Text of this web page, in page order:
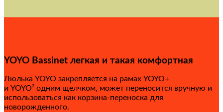
YOYO Bassinet легкая и такая комфортная
Люлька YOYO закрепляется на рамах YOYO+
и YOYO² одним щелчком, может переносится вручную и
использоваться как корзина-переноска для
новорожденного.